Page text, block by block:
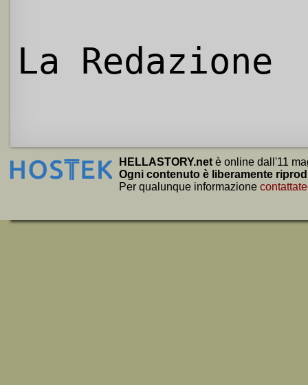
La Redazione
HELLASTORY.net è online dall'11
Ogni contenuto è liberamente
Per qualunque informazione